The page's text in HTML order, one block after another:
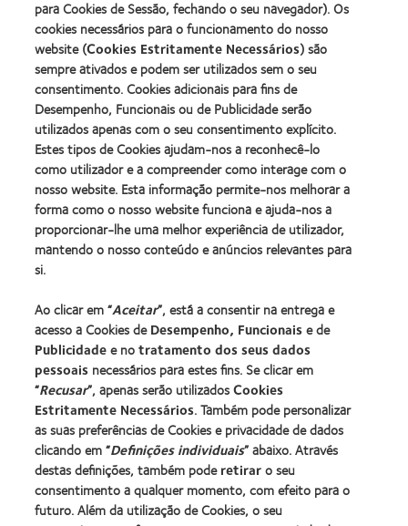
(2011)
Leadership
100
(ML
100)
Award
(2012)
Learn
more
about
2012
REBRAND
100®
Global
Award
(2012)
Learn
more
about
Prémio
da
Industria
da
BCLA
Os nossos produtos
Tecnologia de lentes de contacto
Encontre as suas lentes
Procurar um centro
Lentes de contacto e a visão
Novo utilizador
Utilizador experiente
Blog
Sobre a CooperVision
Carreiras na CooperVision
para Cookies de Sessão, fechando o seu navegador). Os
cookies necessários para o funcionamento do nosso
website (Cookies Estritamente Necessários) são
sempre ativados e podem ser utilizados sem o seu
consentimento. Cookies adicionais para fins de
Desempenho, Funcionais ou de Publicidade serão
utilizados apenas com o seu consentimento explícito.
Estes tipos de Cookies ajudam-nos a reconhecê-lo
como utilizador e a compreender como interage com o
nosso website. Esta informação permite-nos melhorar a
forma como o nosso website funciona e ajuda-nos a
proporcionar-lhe uma melhor experiência de utilizador,
mantendo o nosso conteúdo e anúncios relevantes para
si.
Ao clicar em “Aceitar”, está a consentir na entrega e
acesso a Cookies deDesempenho, Funcionaise de
Publicidadee notratamento dos seus dados
pessoais necessários para estes fins. Se clicar em
“Recusar”, apenas serão utilizadosCookies
Estritamente Necessários. Também pode personalizar
as suas preferências de Cookies e privacidade de dados
clicando em “Definições individuais” abaixo. Através
destas definições, também poderetiraro seu
consentimento a qualquer momento, com efeito para o
futuro. Além da utilização de Cookies, o seu